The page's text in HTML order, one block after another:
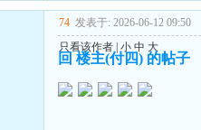
74 发表于: 2026-06-12 09:50
只看该作者| 小 中 大
回 楼主(付四) 的帖子